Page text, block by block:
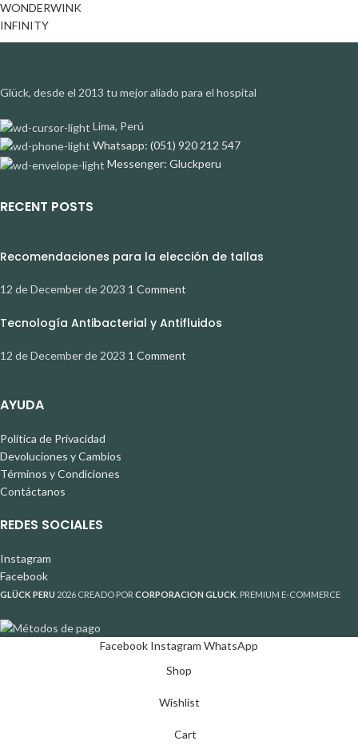
WONDERWINK
INFINITY
Glück, desde el 2013 tu mejor aliado para el hospital
Lima, Perú
Whatsapp: (051) 920 212 547
Messenger: Gluckperu
RECENT POSTS
Recomendaciones para la elección de tallas
12 de December de 2023 1 Comment
Tecnología Antibacterial y Antifluidos
12 de December de 2023 1 Comment
AYUDA
Política de Privacidad
Devoluciones y Cambios
Términos y Condiciones
Contáctanos
REDES SOCIALES
Instagram
Facebook
GLÜCK PERU 2026 CREADO POR CORPORACION GLUCK . PREMIUM E-COMMERCE
Facebook Instagram WhatsApp
Shop
Wishlist
Cart